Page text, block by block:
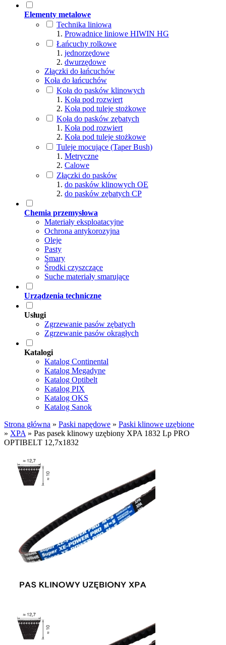
Elementy metalowe
Technika liniowa
Prowadnice liniowe HIWIN HG
Łańcuchy rolkowe
jednorzędowe
dwurzędowe
Złączki do łańcuchów
Koła do łańcuchów
Koła do pasków klinowych
Koła pod rozwiert
Koła pod tuleje stożkowe
Koła do pasków zębatych
Koła pod rozwiert
Koła pod tuleje stożkowe
Tuleje mocujące (Taper Bush)
Metryczne
Calowe
Złączki do pasków
do pasków klinowych OE
do pasków zębatych CP
Chemia przemysłowa
Materiały eksploatacyjne
Ochrona antykorozyjna
Oleje
Pasty
Smary
Środki czyszczące
Suche materiały smarujące
Urządzenia techniczne
Usługi
Zgrzewanie pasów zębatych
Zgrzewanie pasów okrągłych
Katalogi
Katalog Continental
Katalog Megadyne
Katalog Optibelt
Katalog PIX
Katalog OKS
Katalog Sanok
Strona główna » Paski napędowe » Paski klinowe uzębione
» XPA » Pas pasek klinowy uzębiony XPA 1832 Lp PRO
OPTIBELT 12,7x1832